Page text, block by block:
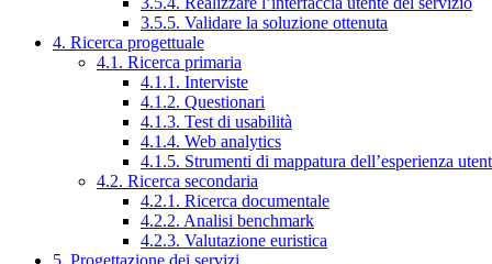
3.5.5. Validare la soluzione ottenuta
4. Ricerca progettuale
4.1. Ricerca primaria
4.1.1. Interviste
4.1.2. Questionari
4.1.3. Test di usabilità
4.1.4. Web analytics
4.1.5. Strumenti di mappatura dell’esperienza
4.2. Ricerca secondaria
4.2.1. Ricerca documentale
4.2.2. Analisi benchmark
4.2.3. Valutazione euristica
5. Progettazione dei servizi